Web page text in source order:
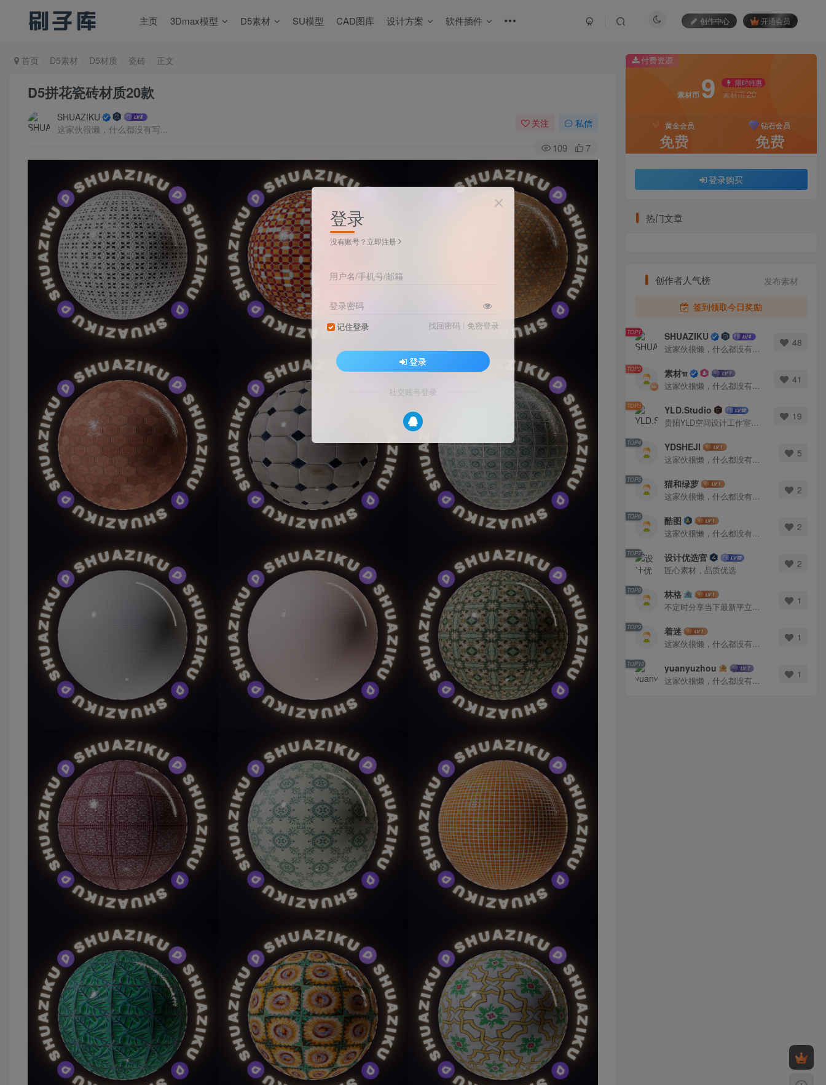
主页 3Dmax模型 D5素材 SU模型 CAD图库 设计方案 软件插件 创作中心 开通会员
首页 D5素材 D5材质 瓷砖 正文
D5拼花瓷砖材质20款
SHUAZIKU
这家伙很懒，什么都没有写...
关注 私信
109 7
付费资源
素材币 9 限时特惠
素材币20
黄金会员
免费
钻石会员
免费
登录购买
热门文章
创作者人气榜 发布素材
签到领取今日奖励
TOP1 SHUAZIKU
这家伙很懒，什么都没有写...
48
TOP2 素材π
这家伙很懒，什么都没有写...
41
TOP3 YLD.Studio
贵阳YLD空间设计工作室，高端设计图库 ADVANCED CAD TEMPLATE 系列作者。联系邮箱：yld.studio@foxmail.com
19
TOP4 YDSHEJI
这家伙很懒，什么都没有写...
5
TOP5 猫和绿萝
这家伙很懒，什么都没有写...
2
TOP6 酷图
这家伙很懒，什么都没有写...
2
TOP7 设计优选官
匠心素材，品质优选
2
TOP8 林格
不定时分享当下最新平立面图库
1
TOP9 着迷
这家伙很懒，什么都没有写...
1
TOP10 yuanyuzhou
这家伙很懒，什么都没有写...
1
登录
没有账号？立即注册
用户名/手机号/邮箱
登录密码
记住登录 找回密码 | 免密登录
登录
社交账号登录